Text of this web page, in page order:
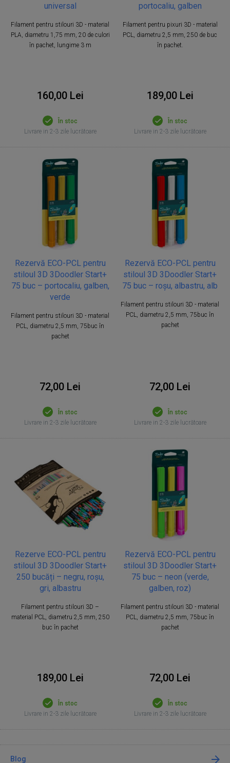
universal
Filament pentru stilouri 3D - material
PLA, diametru 1,75 mm, 20 de culori
în pachet, lungime 3 m
160,00 Lei
În stoc
Livrare in 2-3 zile lucrătoare
portocaliu, galben
Filament pentru pixuri 3D - material
PCL, diametru 2,5 mm, 250 de buc
în pachet.
189,00 Lei
În stoc
Livrare in 2-3 zile lucrătoare
Rezervă ECO-PCL pentru
stiloul 3D 3Doodler Start+
75 buc – portocaliu, galben,
verde
Filament pentru stilouri 3D - material
PCL, diametru 2,5 mm, 75buc în
pachet
72,00 Lei
În stoc
Livrare in 2-3 zile lucrătoare
Rezervă ECO-PCL pentru
stiloul 3D 3Doodler Start+
75 buc – roșu, albastru, alb
Filament pentru stilouri 3D - material
PCL, diametru 2,5 mm, 75buc în
pachet
72,00 Lei
În stoc
Livrare in 2-3 zile lucrătoare
Rezerve ECO-PCL pentru
stiloul 3D 3Doodler Start+
250 bucăți – negru, roșu,
gri, albastru
Filament pentru stilouri 3D –
material PCL, diametru 2,5 mm, 250
buc în pachet
189,00 Lei
În stoc
Livrare in 2-3 zile lucrătoare
Rezervă ECO-PCL pentru
stiloul 3D 3Doodler Start+
75 buc – neon (verde,
galben, roz)
Filament pentru stilouri 3D - material
PCL, diametru 2,5 mm, 75buc în
pachet
72,00 Lei
În stoc
Livrare in 2-3 zile lucrătoare
Blog